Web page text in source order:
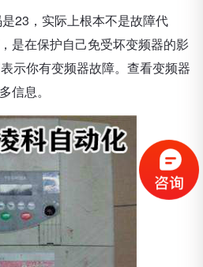
23，实际上根本不是故障代
是在保护自己免受坏变频器的影
示你有变频器故障。查看变频器
信息。